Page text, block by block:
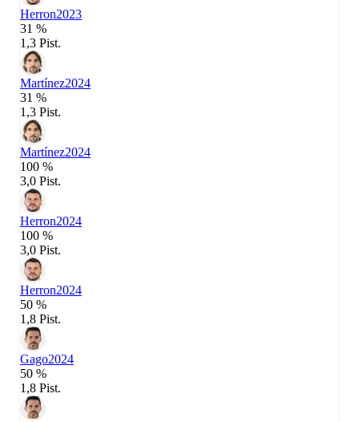
Herron2023
31 %
1,3 Pist.
Martínez2024
31 %
1,3 Pist.
Martínez2024
100 %
3,0 Pist.
Herron2024
100 %
3,0 Pist.
Herron2024
50 %
1,8 Pist.
Gago2024
50 %
1,8 Pist.